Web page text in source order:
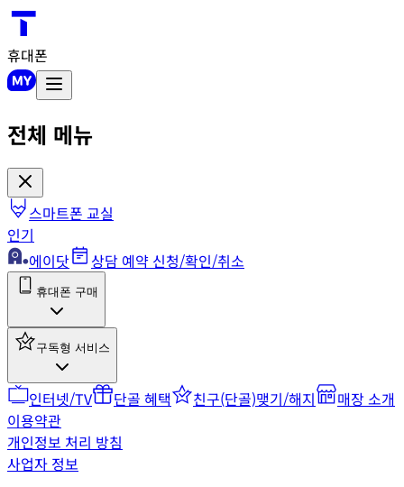
휴대폰
전체 메뉴
스마트폰 교실
인기
에이닷
상담 예약 신청/확인/취소
휴대폰 구매
구독형 서비스
인터넷/TV 단골 혜택 친구(단골)맺기/해지
매장 소개
이용약관
개인정보 처리 방침
사업자 정보